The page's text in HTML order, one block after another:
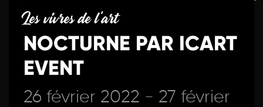
Les vivres de l'art
NOCTURNE PAR ICART
EVENT
26 février 2022 - 27 février